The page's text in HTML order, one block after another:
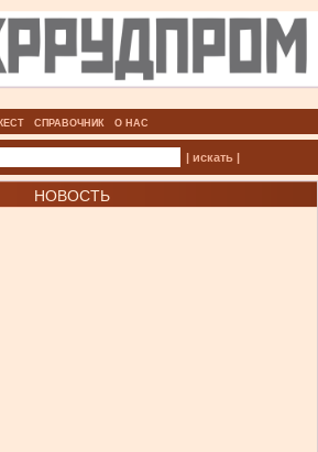
СПРАВОЧНИК О НАС
| искать |
НОВОСТЬ